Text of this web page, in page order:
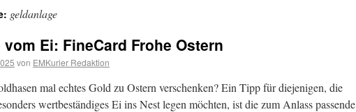
geldanlage
vom Ei: FineCard Frohe Ostern
von EMKurier Redaktion
mal echtes Gold zu Ostern verschenken? Ein Tipp für diejenigen, die
wertbeständiges Ei ins Nest legen möchten, ist die zum Anlass passende